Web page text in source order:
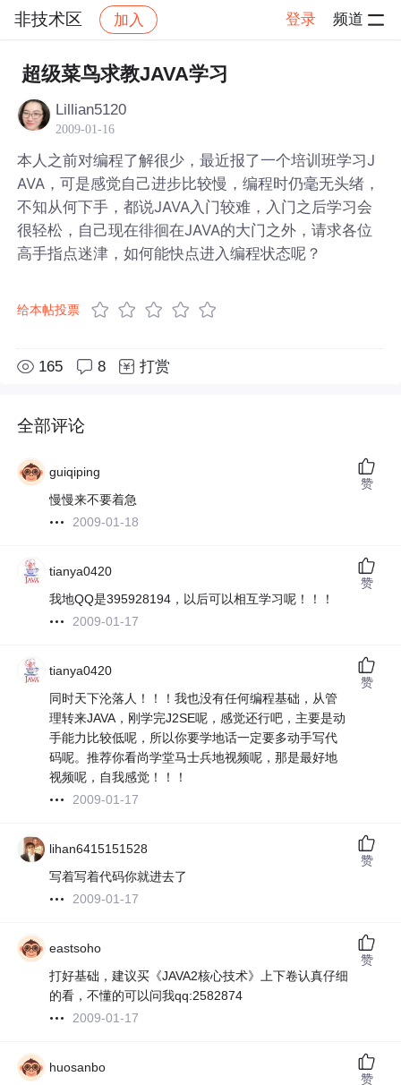
非技术区 加入 登录 频道
社区 非技术区 帖子详情
超级菜鸟求教JAVA学习
Lillian5120
2009-01-16
本人之前对编程了解很少，最近报了一个培训班学习J
AVA，可是感觉自己进步比较慢，编程时仍毫无头绪，
不知从何下手，都说JAVA入门较难，入门之后学习会
很轻松，自己现在徘徊在JAVA的大门之外，请求各位
高手指点迷津，如何能快点进入编程状态呢？
给本帖投票
165 8 打赏
全部评论
guiqiping
慢慢来不要着急
2009-01-18
赞
tianya0420
我地QQ是395928194，以后可以相互学习呢！！！
2009-01-17
赞
tianya0420
同时天下沦落人！！！我也没有任何编程基础，从管
理转来JAVA，刚学完J2SE呢，感觉还行吧，主要是动
手能力比较低呢，所以你要学地话一定要多动手写代
码呢。推荐你看尚学堂马士兵地视频呢，那是最好地
视频呢，自我感觉！！！
2009-01-17
赞
lihan6415151528
写着写着代码你就进去了
2009-01-17
赞
eastsoho
打好基础，建议买《JAVA2核心技术》上下卷认真仔细
的看，不懂的可以问我qq:2582874
2009-01-17
赞
huosanbo
赞